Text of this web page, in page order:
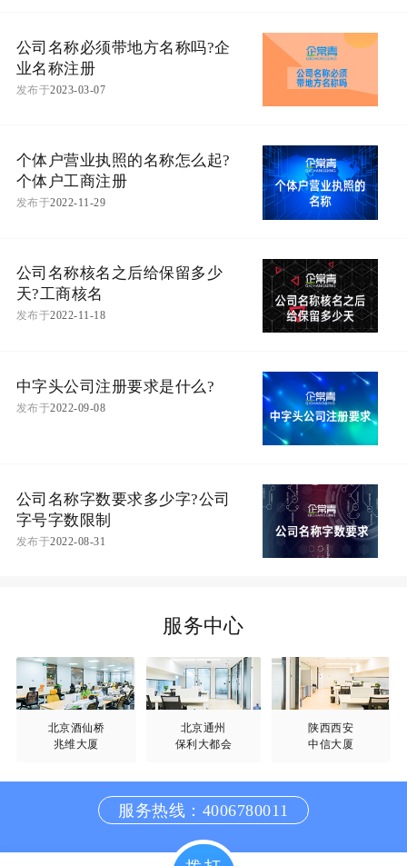
公司名称必须带地方名称吗?企
业名称注册
发布于2023-03-07
个体户营业执照的名称怎么起?
个体户工商注册
发布于2022-11-29
公司名称核名之后给保留多少
天?工商核名
发布于2022-11-18
中字头公司注册要求是什么?
发布于2022-09-08
公司名称字数要求多少字?公司
字号字数限制
发布于2022-08-31
服务中心
北京酒仙桥
兆维大厦
北京通州
保利大都会
陕西西安
中信大厦
服务热线：4006780011